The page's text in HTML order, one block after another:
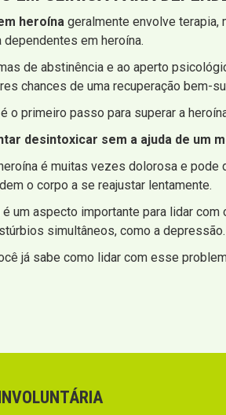
heroína geralmente envolve
em heroína.
de abstinência e ao aperto
chances de uma recuperação bem-
o primeiro passo para superar a
desintoxicar sem a ajuda de um
é muitas vezes dolorosa e
o corpo a se reajustar lentamente.
um aspecto importante para lidar
simultâneos, como a depressão.
já sabe como lidar com esse